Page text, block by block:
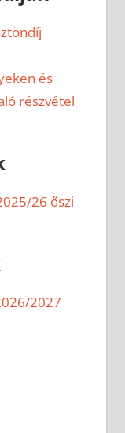
és
részvétel
26 őszi
2027